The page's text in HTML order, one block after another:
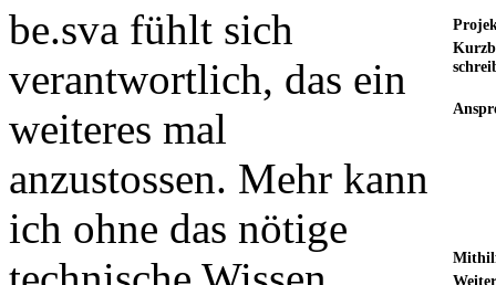
be.sva fühlt sich
verantwortlich, das ein
weiteres mal
anzustossen. Mehr kann
ich ohne das nötige